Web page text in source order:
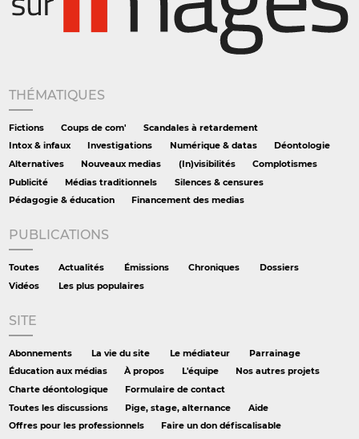
THÉMATIQUES
Fictions Coups de com'
Scandales à retardement
Intox & infaux
Investigations Numérique & datas
Déontologie
Alternatives
Nouveaux medias (In)visibilités
Complotismes
Publicité
Médias traditionnels
Silences & censures
Pédagogie & éducation
Financement des medias
PUBLICATIONS
Toutes Actualités Émissions Chroniques
Dossiers
Vidéos
Les plus populaires
SITE
Abonnements La vie du site Le médiateur
Parrainage
Éducation aux médias
À propos L'équipe
Nos autres projets
Charte déontologique
Formulaire de contact
Toutes les discussions
Pige, stage, alternance
Aide
Offres pour les professionnels
Faire un don défiscalisable